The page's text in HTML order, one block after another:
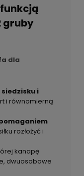
gruby
dla
siedzisku i
i równomierną
rozłożyć i
kanapę
dwuosobowe